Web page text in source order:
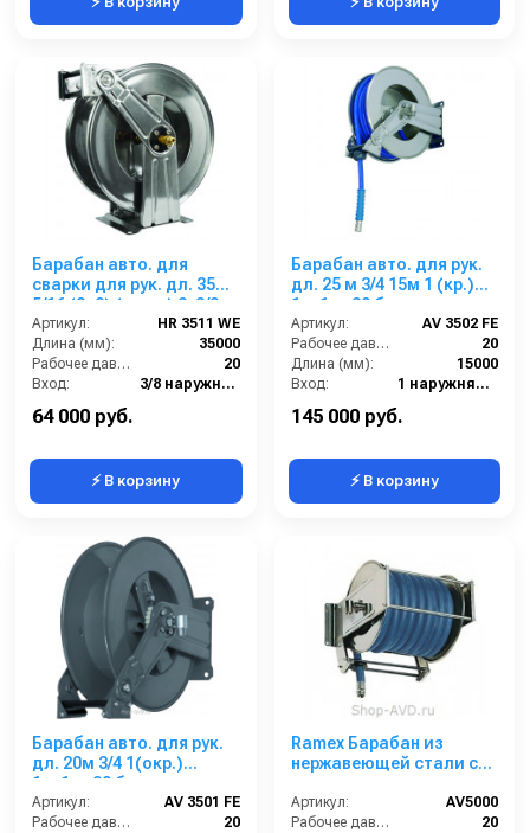
Барабан авто. для
сварки для рук. дл. 35м
5/16 (8+8) (нерж.) 2x3/8ш.
2x3/8г. 20 бар
Артикул:
HR 3511 WE
Длина (мм):
35000
Рабочее давление (бар):
20
Вход:
3/8 наружняя резьба
64 000 руб.
⚡ В корзину
Барабан авто. для рук.
дл. 25 м 3/4 15м 1 (кр.)
1ш.1ш. 20 бар
Артикул:
AV 3502 FE
Рабочее давление (бар):
20
Длина (мм):
15000
Вход:
1 наружняя резьба
145 000 руб.
⚡ В корзину
Барабан авто. для рук.
дл. 20м 3/4 1(окр.)
1ш.1ш. 20 бар
Артикул:
AV 3501 FE
Рабочее давление (бар):
20
Ramex Барабан из
нержавеющей стали с
механизмом AV 5000
Артикул:
AV5000
Рабочее давление (бар):
20